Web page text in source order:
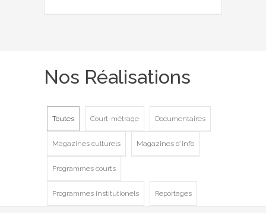
Nos Réalisations
Toutes Court-métrage Documentaires
Magazines culturels Magazines d'info
Programmes courts
Programmes institutionels Reportages